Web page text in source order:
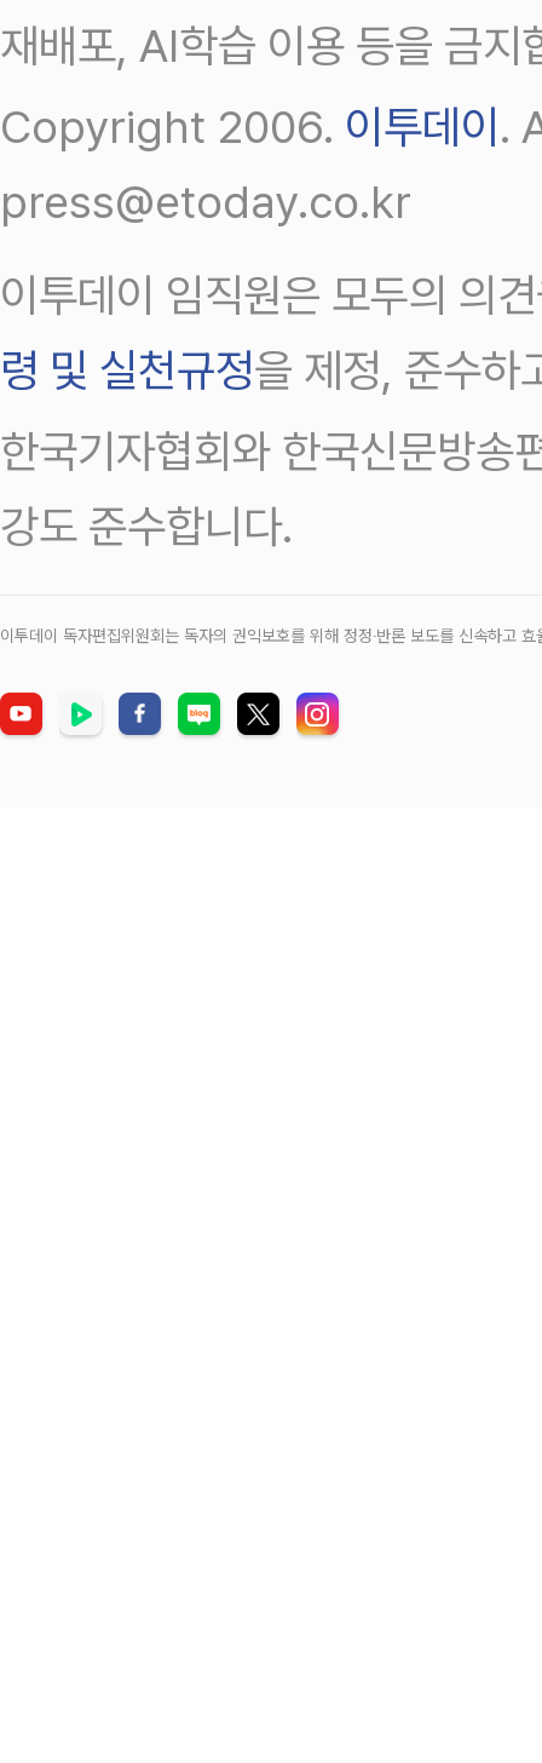
재배포, AI학습 이용 등을 금지
Copyright 2006. 이투데이 .
press@etoday.co.kr
이투데이 임직원은 모두의 의
령 및 실천규정을 제정, 준수하
한국기자협회와 한국신문방송
강도 준수합니다.
이투데이 독자편집위원회는 독자의 권익보호를 위해 정정‧반론 보도를 신속하고